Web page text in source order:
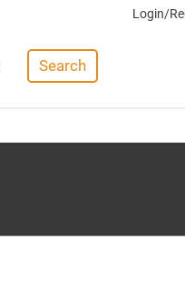
Login/
Search